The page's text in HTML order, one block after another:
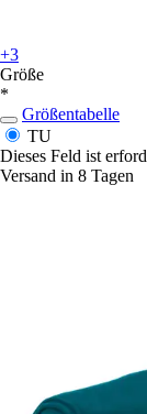
+3
Größe
*
Größentabelle
TU
Dieses Feld ist
Versand in 8 Tagen